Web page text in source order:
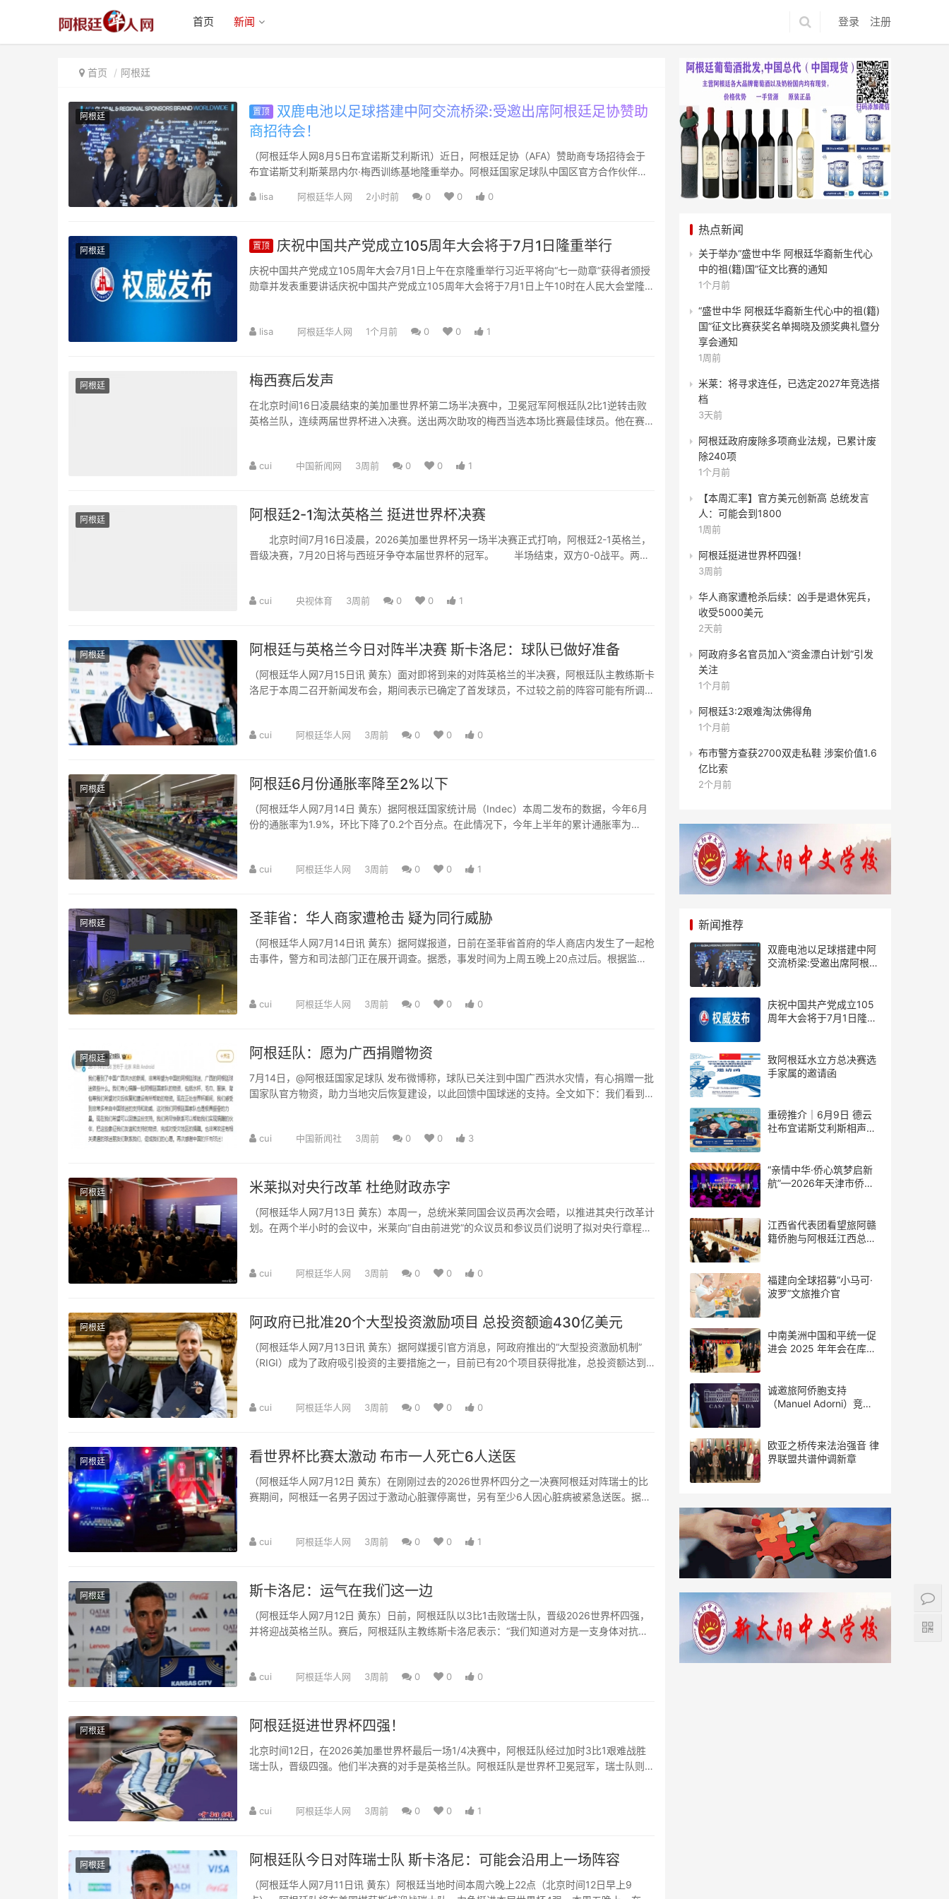
登录 注册
首页 新闻
首页 阿根廷
阿根廷 置顶 双鹿电池以足球搭建中阿交流桥梁:受邀出席阿根廷足协赞助
商招待会！
（阿根廷华人网8月5日布宜诺斯艾利斯讯）近日，阿根廷足协（AFA）赞助商专场招待会于
布宜诺斯艾利斯莱昂内尔·梅西训练基地隆重举办。阿根廷国家足球队中国区官方合作伙伴双
lisa 阿根廷华人网 2小时前 0 0 0
阿根廷 置顶 庆祝中国共产党成立105周年大会将于7月1日隆重举行
庆祝中国共产党成立105周年大会7月1日上午在京隆重举行习近平将向“七一勋章”获得者颁授
勋章并发表重要讲话庆祝中国共产党成立105周年大会将于7月1日上午10时在人民大会堂隆重
lisa 阿根廷华人网 1个月前 0 0 1
阿根廷 梅西赛后发声
在北京时间16日凌晨结束的美加墨世界杯第二场半决赛中，卫冕冠军阿根廷队2比1逆转击败
英格兰队，连续两届世界杯进入决赛。送出两次助攻的梅西当选本场比赛最佳球员。他在赛后
cui 中国新闻网 3周前 0 0 1
阿根廷 阿根廷2-1淘汰英格兰 挺进世界杯决赛
北京时间7月16日凌晨，2026美加墨世界杯另一场半决赛正式打响，阿根廷2-1英格兰，
晋级决赛，7月20日将与西班牙争夺本届世界杯的冠军。 半场结束，双方0-0战平。两队
cui 央视体育 3周前 0 0 1
阿根廷 阿根廷与英格兰今日对阵半决赛 斯卡洛尼：球队已做好准备
（阿根廷华人网7月15日讯 黄东）面对即将到来的对阵英格兰的半决赛，阿根廷队主教练斯卡
洛尼于本周二召开新闻发布会，期间表示已确定了首发球员，不过较之前的阵容可能有所调
cui 阿根廷华人网 3周前 0 0 0
阿根廷 阿根廷6月份通胀率降至2%以下
（阿根廷华人网7月14日 黄东）据阿根廷国家统计局（Indec）本周二发布的数据，今年6月
份的通胀率为1.9%，环比下降了0.2个百分点。在此情况下，今年上半年的累计通胀率为
cui 阿根廷华人网 3周前 0 0 1
阿根廷 圣菲省：华人商家遭枪击 疑为同行威胁
（阿根廷华人网7月14日讯 黄东）据阿媒报道，日前在圣菲省首府的华人商店内发生了一起枪
击事件，警方和司法部门正在展开调查。据悉，事发时间为上周五晚上20点过后。根据监控
cui 阿根廷华人网 3周前 0 0 0
阿根廷 阿根廷队：愿为广西捐赠物资
7月14日，@阿根廷国家足球队 发布微博称，球队已关注到中国广西洪水灾情，有心捐赠一批
国家队官方物资，助力当地灾后恢复建设，以此回馈中国球迷的支持。全文如下：我们看到了
cui 中国新闻社 3周前 0 0 3
阿根廷 米莱拟对央行改革 杜绝财政赤字
（阿根廷华人网7月13日 黄东）本周一，总统米莱同国会议员再次会晤，以推进其央行改革计
划。在两个半小时的会议中，米莱向“自由前进党”的众议员和参议员们说明了拟对央行章程修
cui 阿根廷华人网 3周前 0 0 0
阿根廷 阿政府已批准20个大型投资激励项目 总投资额逾430亿美元
（阿根廷华人网7月13日讯 黄东）据阿媒援引官方消息，阿政府推出的“大型投资激励机制”
（RIGI）成为了政府吸引投资的主要措施之一，目前已有20个项目获得批准，总投资额达到
cui 阿根廷华人网 3周前 0 0 0
阿根廷 看世界杯比赛太激动 布市一人死亡6人送医
（阿根廷华人网7月12日 黄东）在刚刚过去的2026世界杯四分之一决赛阿根廷对阵瑞士的比
赛期间，阿根廷一名男子因过于激动心脏骤停离世，另有至少6人因心脏病被紧急送医。据紧
cui 阿根廷华人网 3周前 0 0 1
阿根廷 斯卡洛尼：运气在我们这一边
（阿根廷华人网7月12日 黄东）日前，阿根廷队以3比1击败瑞士队，晋级2026世界杯四强，
并将迎战英格兰队。赛后，阿根廷队主教练斯卡洛尼表示：“我们知道对方是一支身体对抗能
cui 阿根廷华人网 3周前 0 0 0
阿根廷 阿根廷挺进世界杯四强！
北京时间12日，在2026美加墨世界杯最后一场1/4决赛中，阿根廷队经过加时3比1艰难战胜
瑞士队，晋级四强。他们半决赛的对手是英格兰队。阿根廷队是世界杯卫冕冠军，瑞士队则是
cui 阿根廷华人网 3周前 0 0 1
阿根廷 阿根廷队今日对阵瑞士队 斯卡洛尼：可能会沿用上一场阵容
（阿根廷华人网7月11日讯 黄东）阿根廷当地时间本周六晚上22点（北京时间12日早上9
热点新闻
关于举办“盛世中华 阿根廷华裔新生代心
中的祖(籍)国”征文比赛的通知
1个月前
“盛世中华 阿根廷华裔新生代心中的祖(籍)
国”征文比赛获奖名单揭晓及颁奖典礼暨分
享会通知
1周前
米莱：将寻求连任，已选定2027年竞选搭
档
3天前
阿根廷政府废除多项商业法规，已累计废
除240项
1个月前
【本周汇率】官方美元创新高 总统发言
人：可能会到1800
1周前
阿根廷挺进世界杯四强！
3周前
华人商家遭枪杀后续：凶手是退休宪兵，
收受5000美元
2天前
阿政府多名官员加入“资金漂白计划”引发
关注
1个月前
阿根廷3:2艰难淘汰佛得角
1个月前
布市警方查获2700双走私鞋 涉案价值1.6
亿比索
2个月前
新闻推荐
双鹿电池以足球搭建中阿
交流桥梁:受邀出席阿根廷
庆祝中国共产党成立105
周年大会将于7月1日隆重
致阿根廷水立方总决赛选
手家属的邀请函
重磅推介｜6月9日 德云
社布宜诺斯艾利斯相声专
结！
“亲情中华·侨心筑梦启新
航”—2026年天津市侨界
江西省代表团看望旅阿赣
籍侨胞与阿根廷江西总商
福建向全球招募“小马可·
波罗”文旅推介官
中南美洲中国和平统一促
进会 2025 年年会在库拉
诚邀旅阿侨胞支持
（Manuel Adorni）竞选
欧亚之桥传来法治强音 律
界联盟共谱仲调新章